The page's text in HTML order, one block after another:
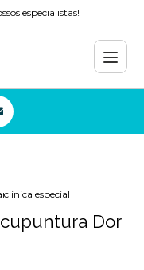
especialistas!
clinica especialista em
Dor